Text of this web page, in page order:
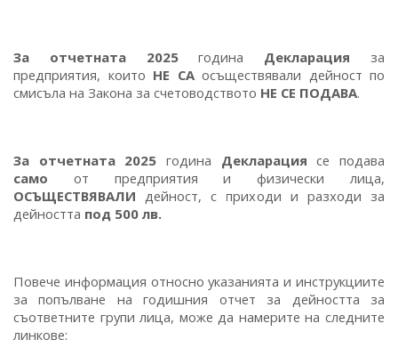
За отчетната 2025година Декларация за
предприятия, които НЕ САосъществявали дейност по
смисъла на Закона за счетоводството НЕ СЕ ПОДАВА.
За отчетната 2025 година Декларация се подава
само от предприятия и физически лица,
ОСЪЩЕСТВЯВАЛИ дейност, с приходи и разходи за
дейността под 500 лв.
Повече информация относно указанията и инструкциите
за попълване на годишния отчет за дейността за
съответните групи лица, може да намерите на следните
линкове: